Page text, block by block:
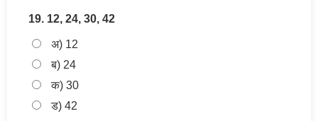
19. 12, 24, 30, 42
अ) 12
ब) 24
क) 30
ड) 42